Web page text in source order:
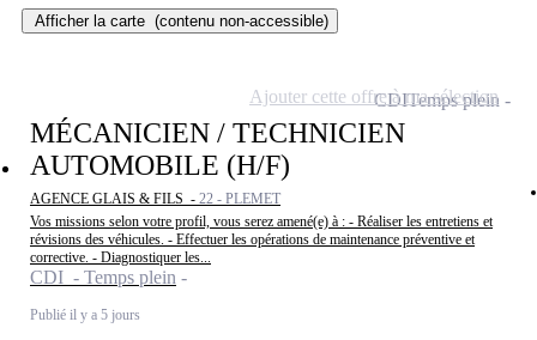
Afficher la carte (contenu non-accessible)
MÉCANICIEN / TECHNICIEN
AUTOMOBILE (H/F)
AGENCE GLAIS & FILS - 22 - PLEMET
Vos missions selon votre profil, vous serez amené(e) à : - Réaliser les entretiens et
révisions des véhicules. - Effectuer les opérations de maintenance préventive et
corrective. - Diagnostiquer les...
CDI - Temps plein
Publié il y a 5 jours
CDITemps plein
Ajouter cette offre à ma sélection